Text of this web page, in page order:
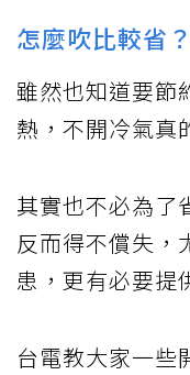
怎麼吹比較省
雖然也知道要節
熱，不開冷氣真
其實也不必為了
反而得不償失，
患，更有必要提
台電教大家一些